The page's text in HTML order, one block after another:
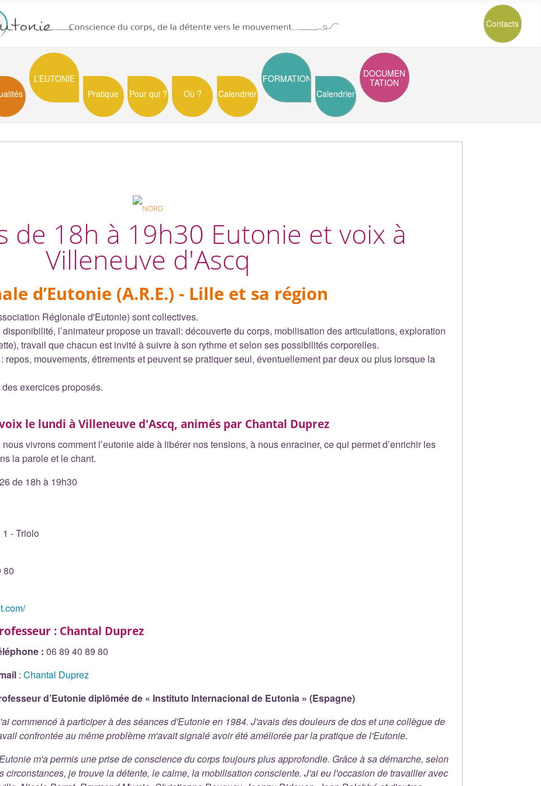
Contacts
L’EUTONIE
Pratique
Pour qui ? Où ? Calendrier
FORMATION
Calendrier
DOCUMEN
TATION
de 18h à 19h30 Eutonie et voix à
Villeneuve d'Ascq
d’Eutonie (A.R.E.)- Lille et sa région
Régionale d'Eutonie) sont collectives.
l’animateur propose un travail: découverte du corps, mobilisation des articulations, exploration
travail que chacun est invité à suivre à son rythme et selon ses possibilités corporelles.
repos, mouvements, étirements et peuvent se pratiquer seul, éventuellement par deux ou plus lorsque la
exercices proposés.
le lundi à Villeneuve d'Ascq, animés par Chantal Duprez
vivrons comment l’eutonie aide à libérer nos tensions, à nous enraciner, ce qui permet d’enrichir les
la parole et le chant.
de 18h à 19h30
- Triolo
80
: Chantal Duprez
: 06 89 40 89 80
:Chantal Duprez
d’Eutonie diplômée de « Instituto Internacional de Eutonia » (Espagne)
commencé à participer à des séances d'Eutonie en 1984. J'avais des douleurs de dos et une collègue de
confrontée au même problème m'avait signalé avoir été améliorée par la pratique de l'Eutonie.
m'a permis une prise de conscience du corps toujours plus approfondie. Grâce à sa démarche, selon
circonstances, je trouve la détente, le calme, la mobilisation consciente. J'ai eu l'occasion de travailler avec